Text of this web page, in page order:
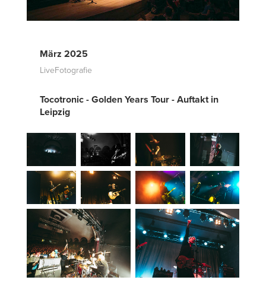
März 2025
LiveFotografie
Tocotronic - Golden Years Tour - Auftakt in
Leipzig